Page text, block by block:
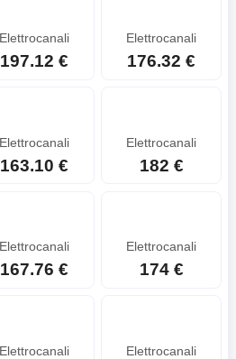
Elettrocanali
197.12 €
Elettrocanali
176.32 €
Elettrocanali
163.10 €
Elettrocanali
182 €
Elettrocanali
167.76 €
Elettrocanali
174 €
Elettrocanali Elettrocanali